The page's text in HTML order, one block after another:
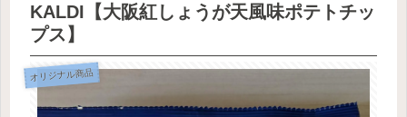
KALDI【大阪紅しょうが天風味ポテトチッ
プス】
オリジナル商品